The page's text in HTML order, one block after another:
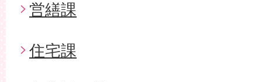
営繕課
住宅課